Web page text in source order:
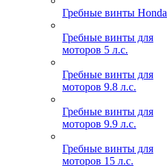
Гребные винты Honda
Гребные винты для
моторов 5 л.с.
Гребные винты для
моторов 9.8 л.с.
Гребные винты для
моторов 9.9 л.с.
Гребные винты для
моторов 15 л.с.